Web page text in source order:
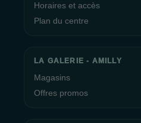
Horaires et accès
Plan du centre
LA GALERIE - AMILLY
Magasins
Offres promos